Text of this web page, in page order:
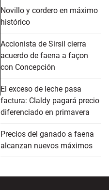
Novillo y cordero en máximo
histórico
Accionista de Sirsil cierra
acuerdo de faena a façon
con Concepción
El exceso de leche pasa
factura: Claldy pagará precio
diferenciado en primavera
Precios del ganado a faena
alcanzan nuevos máximos